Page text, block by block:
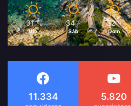
31 ℃
Vie
34 ℃
Sáb
32 ℃
Dom
11.334 5.820